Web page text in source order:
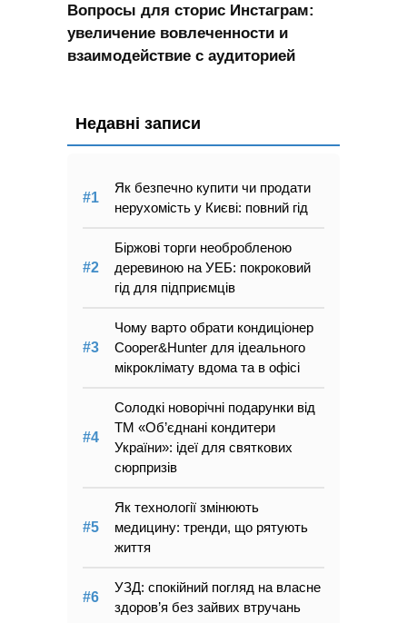
Вопросы для сторис Инстаграм:
увеличение вовлеченности и
взаимодействие с аудиторией
Недавні записи
Як безпечно купити чи продати
нерухомість у Києві: повний гід
Біржові торги необробленою
деревиною на УЕБ: покроковий
гід для підприємців
Чому варто обрати кондиціонер
Cooper&Hunter для ідеального
мікроклімату вдома та в офісі
Солодкі новорічні подарунки від
ТМ «Об’єднані кондитери
України»: ідеї для святкових
сюрпризів
Як технології змінюють
медицину: тренди, що рятують
життя
УЗД: спокійний погляд на власне
здоров’я без зайвих втручань